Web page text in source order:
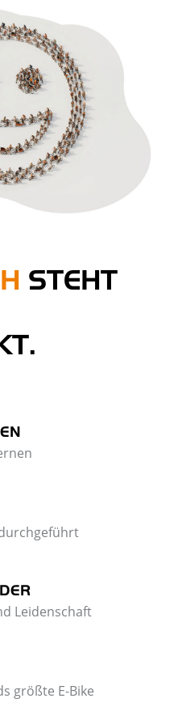
STEHT
Leidenschaft
größte E-Bike